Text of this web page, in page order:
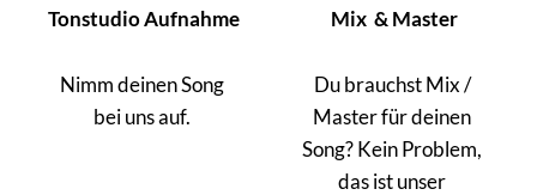
Tonstudio Aufnahme
Nimm deinen Song
bei uns auf.
Mix  & Master
Du brauchst Mix /
Master für deinen
Song? Kein Problem,
das ist unser